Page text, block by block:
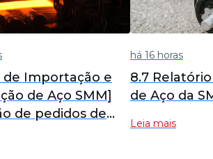
de Importação e
de Aço SMM]
de pedidos de
de aço
há 16 horas
8.7
de Aço da
Leia mais